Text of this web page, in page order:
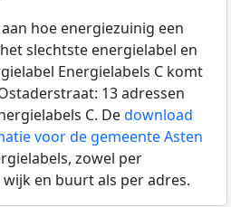
hoe energiezuinig een
slechtste energielabel en
Energielabels C komt
13 adressen
C. Dedownload
voor de gemeente Asten
zowel per
en buurt als per adres.